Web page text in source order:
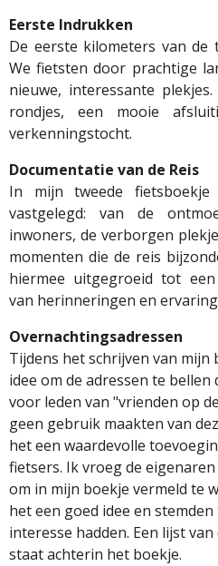
Eerste Indrukken
De eerste kilometers van de
We fietsten door prachtige
nieuwe, interessante
rondjes, een mooie
verkenningstocht.
Documentatie van de Reis
In mijn tweede
vastgelegd: van de
inwoners, de verborgen
momenten die de reis
hiermee uitgegroeid tot
van herinneringen en
Overnachtingsadressen
Tijdens het schrijven van mijn
idee om de adressen te
voor leden van "vrienden op
geen gebruik maakten van
het een waardevolle
fietsers. Ik vroeg de
om in mijn boekje vermeld te
het een goed idee en
interesse hadden. Een lijst
staat achterin het boekje.